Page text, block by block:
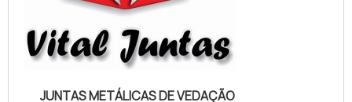
temperatura encontra na internet a
kaelved. Uma empresa com alto
know-how em laudos ...
JUNTAS METÁLICAS DE VEDAÇÃO